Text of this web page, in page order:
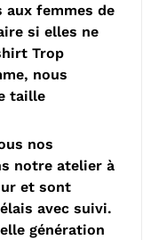
aux femmes de
si elles ne
Trop
nous
taille
nos
notre atelier à
et sont
avec suivi.
génération